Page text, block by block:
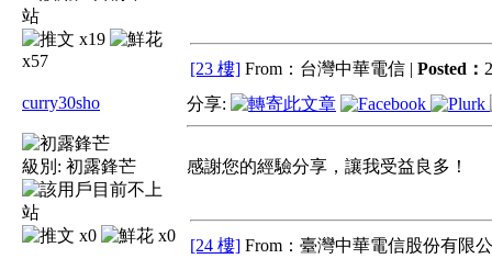
x19
x57
[23 樓] From：台灣中華電信 | Posted：
curry30sho
級別: 初露鋒芒
x0 x0
分享:
感謝您的經驗分享，讓我受益良多！
[24 樓] From：臺灣中華電信股份有限